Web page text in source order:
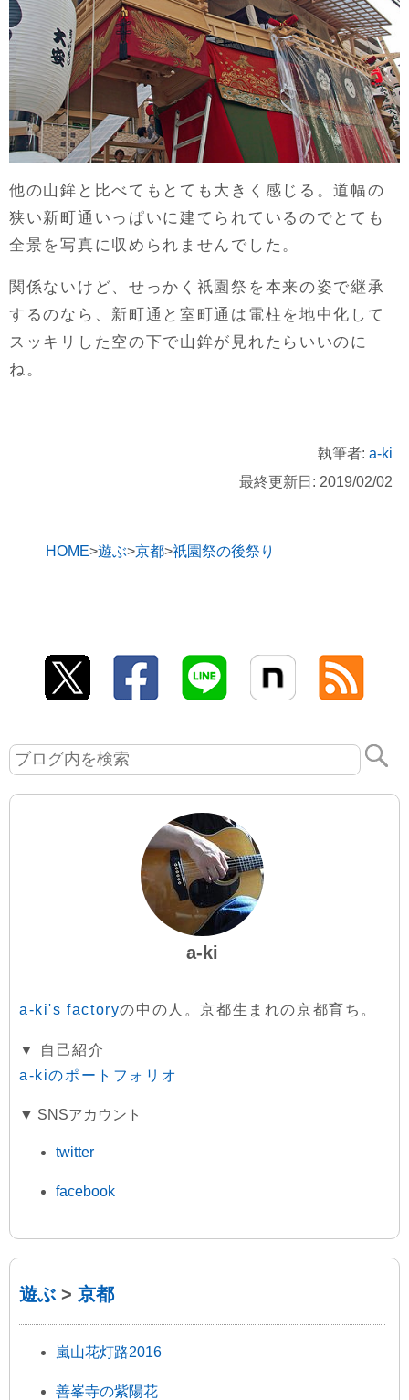
他の山鉾と比べてもとても大きく感じる。道幅の
狭い新町通いっぱいに建てられているのでとても
全景を写真に収められませんでした。
関係ないけど、せっかく祇園祭を本来の姿で継承
するのなら、新町通と室町通は電柱を地中化して
スッキリした空の下で山鉾が見れたらいいのに
ね。
執筆者: a-ki
最終更新日: 2019/02/02
HOME 遊ぶ 京都 祇園祭の後祭り
a-ki
a-ki's factoryの中の人。京都生まれの京都育ち。
▼ 自己紹介
a-kiのポートフォリオ
▼ SNSアカウント
twitter
facebook
遊ぶ > 京都
嵐山花灯路2016
善峯寺の紫陽花